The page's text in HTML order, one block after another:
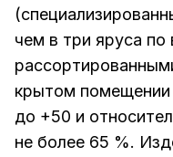
чем в три яруса по
крытом
до +50 и
не более 65 %.